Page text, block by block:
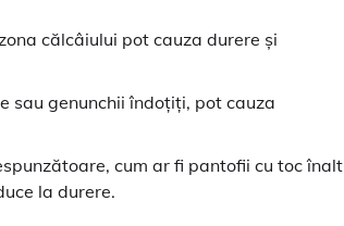
călcâiului pot cauza durere și
sau genunchii îndoțiți, pot cauza
cum ar fi pantofii cu toc înalt
la durere.